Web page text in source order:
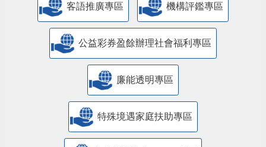
客語推廣專區 機構評鑑專區
公益彩券盈餘辦理社會福利專區
廉能透明專區
特殊境遇家庭扶助專區